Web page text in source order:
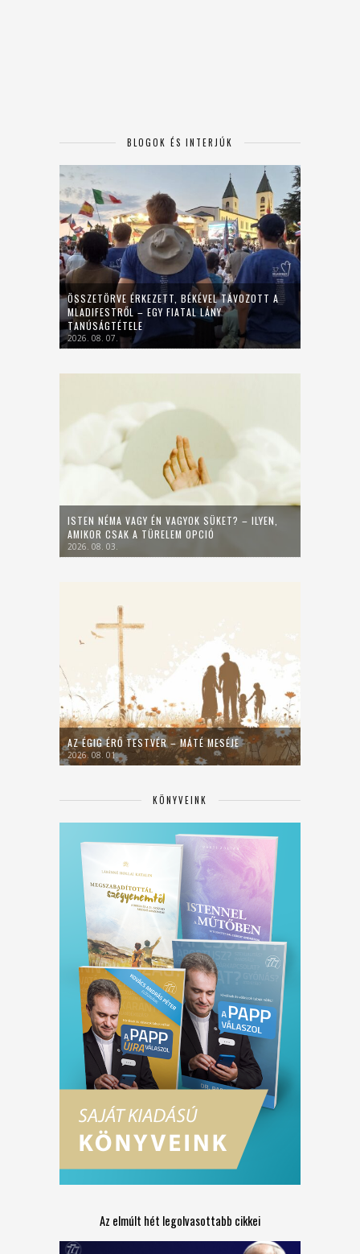
BLOGOK ÉS INTERJÚK
ÖSSZETÖRVE ÉRKEZETT, BÉKÉVEL TÁVOZOTT A
MLADIFESTRŐL – EGY FIATAL LÁNY
TANÚSÁGTÉTELE
2026. 08. 07.
ISTEN NÉMA VAGY ÉN VAGYOK SÜKET? – ILYEN,
AMIKOR CSAK A TÜRELEM OPCIÓ
2026. 08. 03.
AZ ÉGIG ÉRŐ TESTVÉR – MÁTÉ MESÉJE
2026. 08. 01.
KÖNYVEINK
Az elmúlt hét legolvasottabb cikkei